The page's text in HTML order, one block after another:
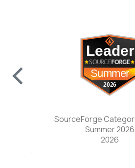
SourceForge
Summer 2026
2026